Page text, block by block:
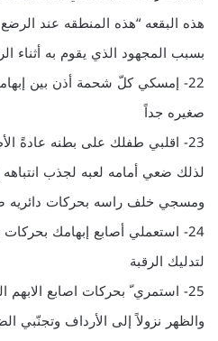
هذه البقعه “هذه المنطقه عند
بسبب المجهود الذي يقوم به أثناء
22- إمسكي كلّ شحمة أذن بين
صغيره جداً
23- اقلبي طفلك على بطنه عادةً
لذلك ضعي أمامه لعبه لجذب
ومسجي خلف راسه بحركات دائريه
24- استعملي أصابع إبهامك
لتدليك الرقبة
25- استمري ّ بحركات اصابع الابهم
والظهر نزولاً إلى الأرداف وتجنّبي